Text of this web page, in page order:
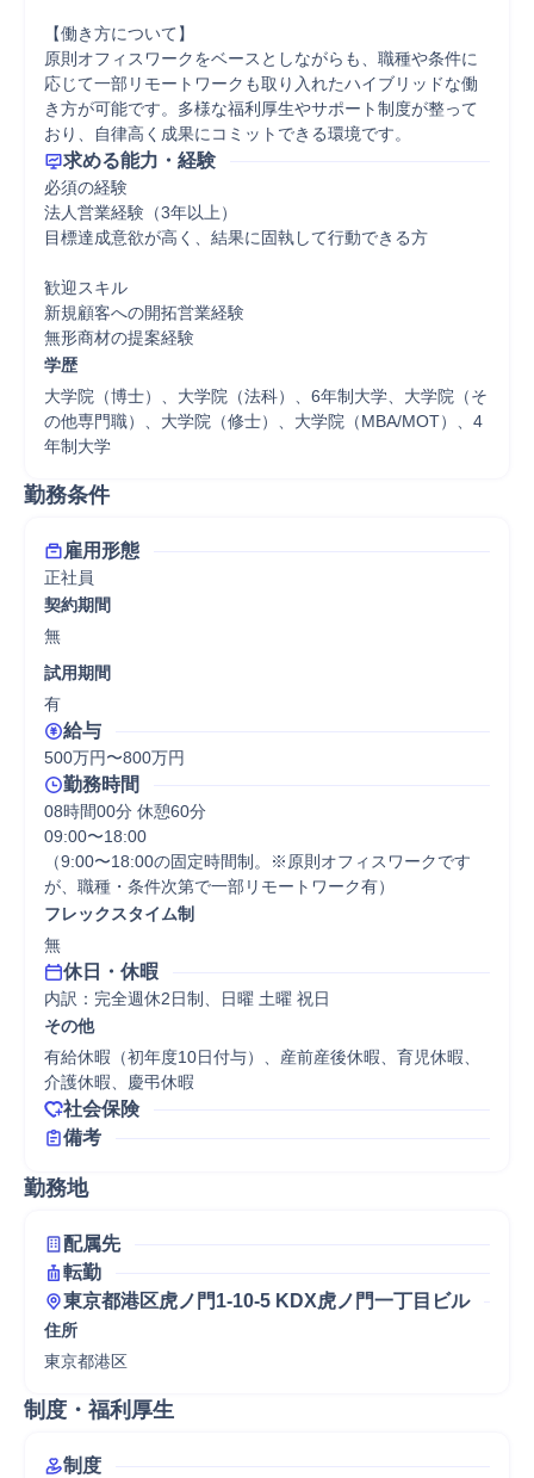
【働き方について】
原則オフィスワークをベースとしながらも、職種や条件に
応じて一部リモートワークも取り入れたハイブリッドな働
き方が可能です。多様な福利厚生やサポート制度が整って
おり、自律高く成果にコミットできる環境です。
求める能力・経験
必須の経験
法人営業経験（3年以上）
目標達成意欲が高く、結果に固執して行動できる方
歓迎スキル
新規顧客への開拓営業経験
無形商材の提案経験
学歴
大学院（博士）、大学院（法科）、6年制大学、大学院（そ
の他専門職）、大学院（修士）、大学院（MBA/MOT）、4
年制大学
勤務条件
雇用形態
正社員
契約期間
無
試用期間
有
給与
500万円〜800万円
勤務時間
08時間00分 休憩60分
09:00〜18:00
（9:00〜18:00の固定時間制。※原則オフィスワークです
が、職種・条件次第で一部リモートワーク有）
フレックスタイム制
無
休日・休暇
内訳：完全週休2日制、日曜 土曜 祝日
その他
有給休暇（初年度10日付与）、産前産後休暇、育児休暇、
介護休暇、慶弔休暇
社会保険
備考
勤務地
配属先
転勤
東京都港区虎ノ門1-10-5 KDX虎ノ門一丁目ビル
住所
東京都港区
制度・福利厚生
制度